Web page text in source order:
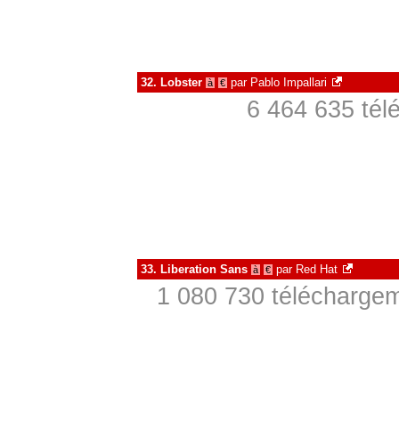
32. Lobster à € par Pablo Impallari
6 464 635
33. Liberation Sans à € par Red Hat
1 080 730